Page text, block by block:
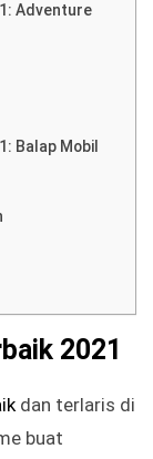
Adventure
Balap Mobil
2021
dan terlaris di
buat